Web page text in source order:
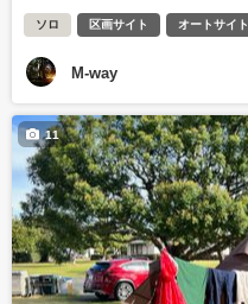
ソロ 区画サイト オートサイト
M-way
11